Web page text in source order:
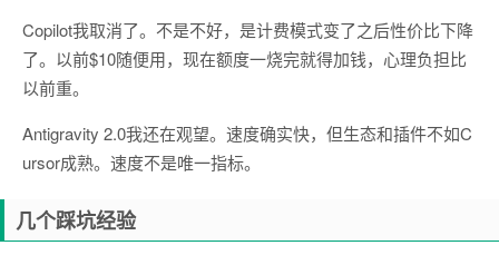
Copilot我取消了。不是不好，是计费模式变了之后性价比下降
了。以前$10随便用，现在额度一烧完就得加钱，心理负担比
以前重。
Antigravity 2.0我还在观望。速度确实快，但生态和插件不如C
ursor成熟。速度不是唯一指标。
几个踩坑经验